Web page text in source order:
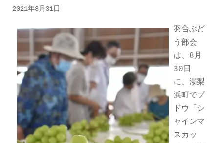
2021年8月31日
羽合ぶど
う部会
は、8月
30日
に、湯梨
浜町でブ
ドウ「シ
ャインマ
スカッ